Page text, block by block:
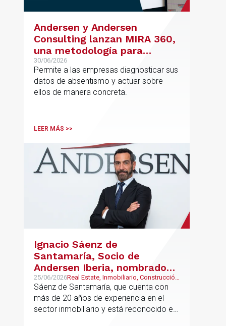
Andersen y Andersen
Consulting lanzan MIRA 360,
una metodología para
reducir el absentismo de
forma estructurada y
sostenible
30/06/2026
Permite a las empresas diagnosticar sus
datos de absentismo y actuar sobre
ellos de manera concreta.
LEER MÁS >>
Ignacio Sáenz de
Santamaría, Socio de
Andersen Iberia, nombrado
director europeo de
Inmobiliario de Andersen
25/06/2026Real Estate, Inmobiliario, Construcción
y Urbanismo
Sáenz de Santamaría, que cuenta con
más de 20 años de experiencia en el
sector inmobiliario y está reconocido en